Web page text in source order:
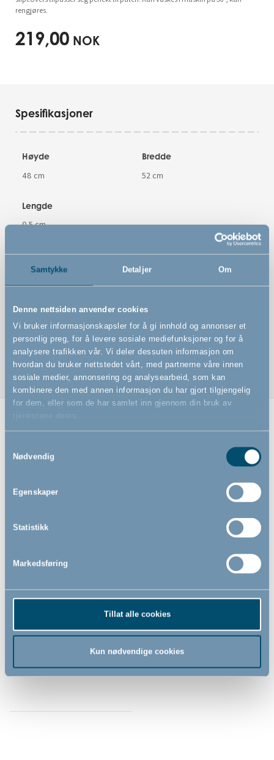
Samtykke Detaljer Om
Denne nettsiden anvender cookies
Vi bruker informasjonskapsler for å gi innhold og annonser et
personlig preg, for å levere sosiale mediefunksjoner og for å
analysere trafikken vår. Vi deler dessuten informasjon om
hvordan du bruker nettstedet vårt, med partnerne våre innen
sosiale medier, annonsering og analysearbeid, som kan
kombinere den med annen informasjon du har gjort tilgjengelig
for dem, eller som de har samlet inn gjennom din bruk av
tjenestene deres.
Nødvendig
Egenskaper
Statistikk
Markedsføring
Tillat alle cookies
Kun nødvendige cookies
rengjøres.
219,00 NOK
Spesifikasjoner
Høyde
48 cm
Bredde
52 cm
Lengde
0.5 cm
Farge
Rosa
# 500446
Relaterte produkter
BabyDan, blå